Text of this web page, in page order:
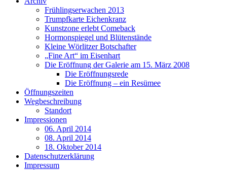
Frühlingserwachen 2013
Trumpfkarte Eichenkranz
Kunstzone erlebt Comeback
Hormonspiegel und Blütenstände
Kleine Wörlitzer Botschafter
„Fine Art“ im Eisenhart
Die Eröffnung der Galerie am 15. März 2008
Die Eröffnungsrede
Die Eröffnung – ein Resümee
Öffnungszeiten
Wegbeschreibung
Standort
Impressionen
06. April 2014
08. April 2014
18. Oktober 2014
Datenschutzerklärung
Impressum